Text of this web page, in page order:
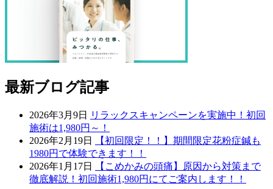
最新ブログ記事
2026年3月9日
リラックスキャンペーンを実施中！初回
施術は1,980円～！
2026年2月19日
【初回限定！！】期間限定花粉症鍼も
1980円で体験できます！！
2026年1月17日
【こめかみの頭痛】原因から対策まで
徹底解説！初回施術1,980円にてご案内します！！